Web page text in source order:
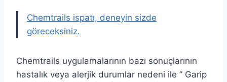
Chemtrails ispatı, deneyin sizde
göreceksiniz.
Chemtrails uygulamalarının bazı sonuçlarının
hastalık veya alerjik durumlar nedeni ile ” Garip